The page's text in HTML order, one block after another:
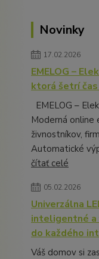
Novinky
17.02.2026
EMELOG –
ktorá šetrí
EMELOG –
Moderná online
živnostníkov,
Automatické
čítať celé
05.02.2026
Univerzálna
inteligentné
do každého
Váš domov si